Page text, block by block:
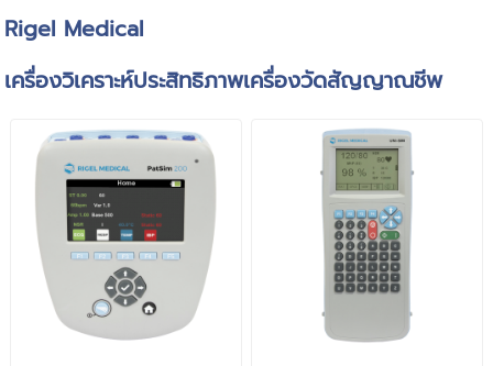
Rigel Medical
เครื่องวิเคราะห์ประสิทธิภาพเครื่องวัดสัญญาณชีพ